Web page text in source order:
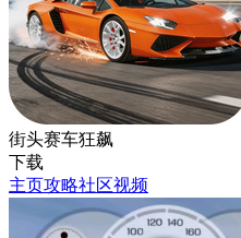
街头赛车狂飙
下载
主页攻略社区视频